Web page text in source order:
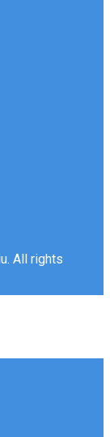
All rights